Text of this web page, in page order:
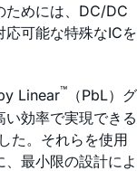
ためには、DC/DC
応可能な特殊なICを
Linear™
（PbL）グ
効率で実現できる
た。それらを使用
最小限の設計によ